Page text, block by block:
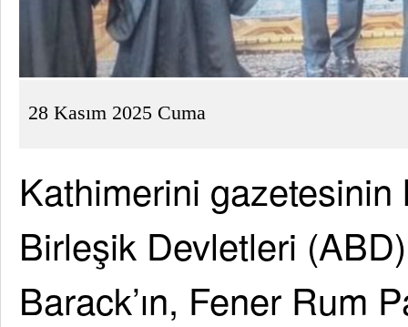
28 Kasım 2025 Cuma
Kathimerini
Birleşik Devletleri
Barack’ın, Fener Rum